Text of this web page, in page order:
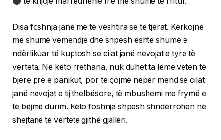
Disa foshnja janë më të vështira se të tjerat. Kërkojnë
më shumë vëmendje dhe shpesh është shumë e
ndërlikuar të kuptosh se cilat janë nevojat e tyre të
vërteta. Në këto rrethana, nuk duhet ta lëmë veten të
bjerë pre e panikut, por të çojmë nëpër mend se cilat
janë nevojat e tij thelbësore, të mbushemi me frymë e
të bëjmë durim. Këto foshnja shpesh shndërrohen në
shejtanë të vërtetë gjithë gjallëri.